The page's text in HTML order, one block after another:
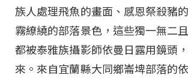
族人處理飛魚的畫面、感恩祭殺豬
霧繚繞的部落景色，這些獨一無二
都被泰雅族攝影師依曼日露用鏡頭
來。來自宜蘭縣大同鄉崙埤部落的